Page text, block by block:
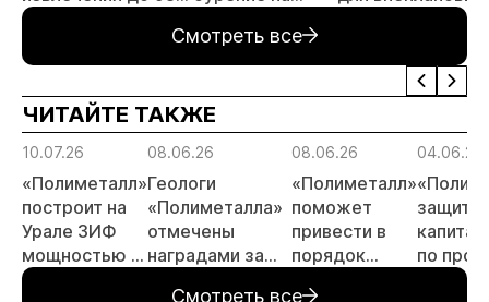
золота из
металлургического
шлака
месторождении
Дегдекан
Смотреть все
ЧИТАЙТЕ ТАКЖЕ
10.07.26
«Полиметалл»
построит на
Урале ЗИФ
мощностью 3
млн тонн
08.06.26
Геологи
«Полиметалла»
отмечены
наградами за
08.06.26
«Полиметалл»
поможет
привести в
порядок
04.06.26
защитил
по
Смотреть все